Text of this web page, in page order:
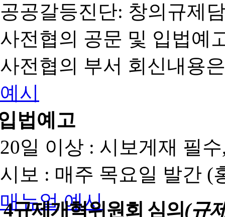
공공갈등진단: 창의규제
사전협의 공문 및 입법예
사전협의 부서 회신내용
예시
법예고
20일 이상 : 시보게재 필
시보 : 매주 목요일 발간 (
매뉴얼 예시
4규제개혁위원회 심의(규